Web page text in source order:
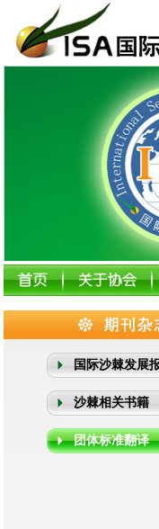
国际沙棘发展
沙棘相关书籍
团体标准翻译